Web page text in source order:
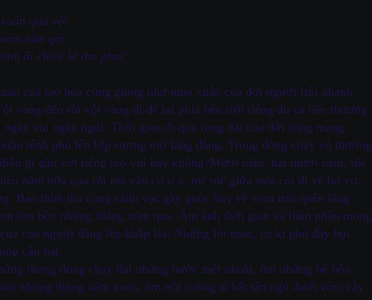
quá vội
tắm gội
ôi chiếc lá thu phai"
của tạo hoá cũng giống như mùa xuân của đời người trôi nhanh
vàng đến rồi vội vàng đi để lại phía bên trời tiếng du ca tiếc thương
ngày vui ngắn ngủi. Thời gian đi qua rộng dài của đời sống mang
tênh phủ lên lớp sương mờ lãng đãng. Trong dòng chảy vô thường
gì gần với tiếng reo vui hay không?Mười năm, hai mươi năm, rồi
năm nữa qua rồi mà vẫn cứ u u, mê mê giữa một cõi đi về bơ vơ,
Bao thiết tha cùng cánh vạc gầy guộc bay về vòm trời quên lãng
lìm bên những tháng năm qua. Ám ảnh thời gian và thân phận mong
con người dâng lên khắp lối. Những lối mòn, cũ kĩ phủ đầy bụi
câu hát.
thong dong chạy dài những bước mệt nhoài, ôm những bề bộn
những tháng năm xanh, ôm nỗi cuồng si bất tận ngủ dưới vòm cây